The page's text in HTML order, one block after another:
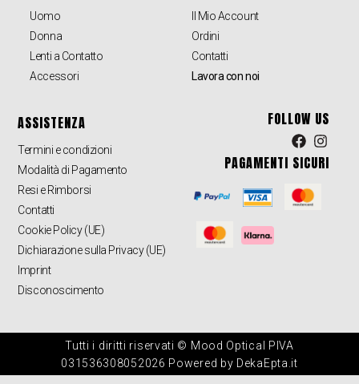
Uomo
Donna
Lenti a Contatto
Accessori
Il Mio Account
Ordini
Contatti
Lavora con noi
ASSISTENZA
Termini e condizioni
Modalità di Pagamento
Resi e Rimborsi
Contatti
Cookie Policy (UE)
Dichiarazione sulla Privacy (UE)
Imprint
Disconoscimento
FOLLOW US
PAGAMENTI SICURI
Tutti i diritti riservati © Mood Optical PIVA
031536308052026 Powered by DekaEpta.it